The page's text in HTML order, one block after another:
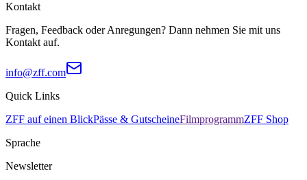
Kontakt
Fragen, Feedback oder Anregungen? Dann nehmen Sie mit uns
Kontakt auf.
info@zff.com
Quick Links
ZFF auf einen BlickPässe & GutscheineFilmprogrammZFF Shop
Sprache
Newsletter